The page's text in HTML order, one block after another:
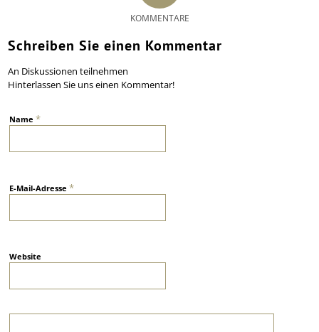
KOMMENTARE
Schreiben Sie einen Kommentar
An Diskussionen teilnehmen
Hinterlassen Sie uns einen Kommentar!
Name*
E-Mail-Adresse*
Website